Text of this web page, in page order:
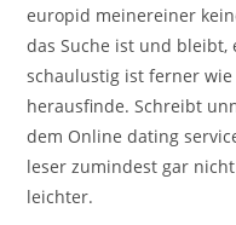
europid meinereiner
das Suche ist und
schaulustig ist ferner
herausfinde. Schreibt
dem Online dating
leser zumindest gar
leichter.